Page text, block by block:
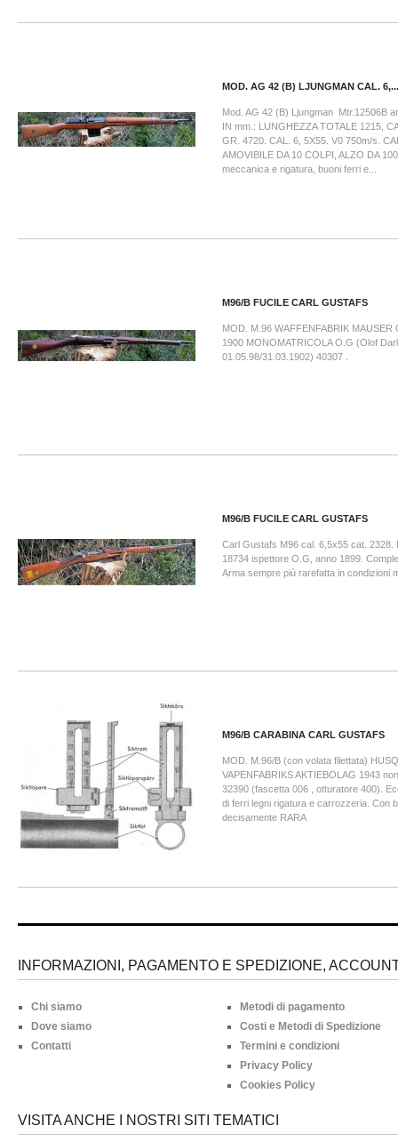
MOD. AG 42 (B) LJUNGMAN CAL. 6,...
Mod. AG 42 (B) Ljungman Mtr.12506B
IN mm.: LUNGHEZZA TOTALE 1215,
GR. 4720. CAL. 6, 5X55. V0 750m/s.
AMOVIBILE DA 10 COLPI, ALZO DA
meccanica e rigatura, buoni ferri e...
M96/B FUCILE CARL GUSTAFS
MOD. M.96 WAFFENFABRIK MAUSER
1900 MONOMATRICOLA O.G (Olof
01.05.98/31.03.1902) 40307 .
M96/B FUCILE CARL GUSTAFS
Carl Gustafs M96 cal. 6,5x55 cat. 2328.
18734 ispettore O.G, anno 1899.
Arma sempre più rarefatta in condizioni
M96/B CARABINA CARL GUSTAFS
MOD. M.96/B (con volata filettata)
VAPENFABRIKS AKTIEBOLAG 1943
32390 (fascetta 006 , otturatore 400).
di ferri legni rigatura e carrozzeria. Con
decisamente RARA
INFORMAZIONI, PAGAMENTO E SPEDIZIONE,
Chi siamo
Dove siamo
Contatti
Metodi di pagamento
Costi e Metodi di Spedizione
Termini e condizioni
Privacy Policy
Cookies Policy
VISITA ANCHE I NOSTRI SITI TEMATICI